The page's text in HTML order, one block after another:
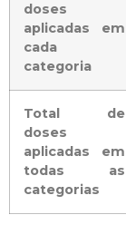
doses
aplicadas em
cada
categoria
Total de
doses
aplicadas em
todas as
categorias